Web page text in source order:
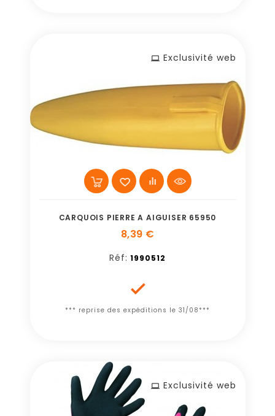
Exclusivité web
CARQUOIS PIERRE A AIGUISER 65950
8,39 €
Réf: 1990512

*** reprise des expéditions le 31/08***
Exclusivité web